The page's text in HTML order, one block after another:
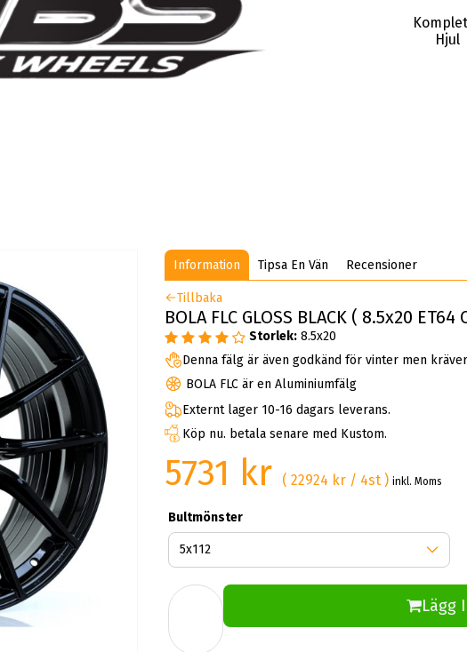
Hjul
Information Tipsa En Vän Recensioner
Tillbaka
BOLA FLC GLOSS BLACK ( 8.5x20 ET64
Storlek: 8.5x20
Denna fälg är även godkänd för vinter men
BOLA FLC är en Aluminiumfälg
Externt lager 10-16 dagars leverans.
Köp nu. betala senare med Kustom.
5731 kr ( 22924 kr / 4st )inkl. Moms
Bultmönster
Lägg